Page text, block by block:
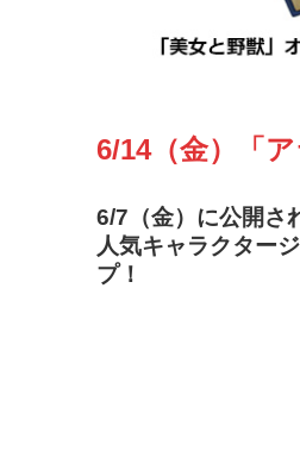
6/14（金）「
6/7（金）に公開さ
人気キャラクター
プ！